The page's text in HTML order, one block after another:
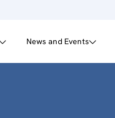
News and Events